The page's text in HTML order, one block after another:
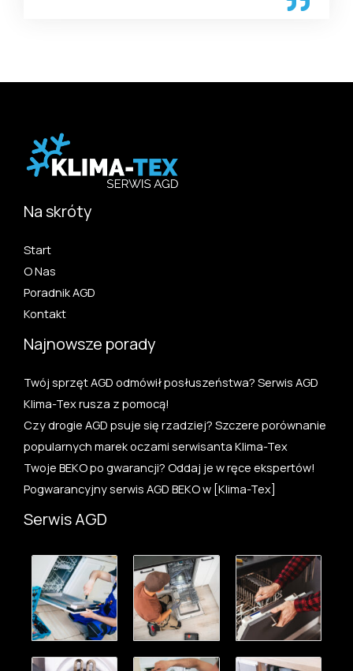
Na skróty
Start
O Nas
Poradnik AGD
Kontakt
Najnowsze porady
Twój sprzęt AGD odmówił posłuszeństwa? Serwis AGD
Klima-Tex rusza z pomocą!
Czy drogie AGD psuje się rzadziej? Szczere porównanie
popularnych marek oczami serwisanta Klima-Tex
Twoje BEKO po gwarancji? Oddaj je w ręce ekspertów!
Pogwarancyjny serwis AGD BEKO w [Klima-Tex]
Serwis AGD